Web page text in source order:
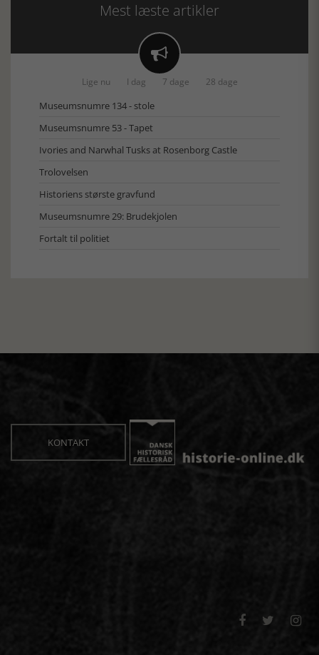
Mest læste artikler

Lige nu I dag 7 dage 28 dage
Museumsnumre 134 - stole
Museumsnumre 53 - Tapet
Ivories and Narwhal Tusks at Rosenborg Castle
Trolovelsen
Historiens største gravfund
Museumsnumre 29: Brudekjolen
Fortalt til politiet
KONTAKT
  